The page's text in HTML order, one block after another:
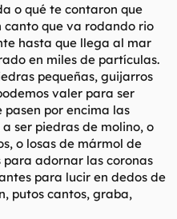
o qué te contaron que
canto que va rodando rio
hasta que llega al mar
en miles de partículas.
pequeñas, guijarros
valer para ser
pasen por encima las
ser piedras de molino, o
o losas de mármol de
adornar las coronas
para lucir en dedos de
putos cantos, graba,